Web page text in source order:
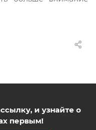
и узнайте о
первым!